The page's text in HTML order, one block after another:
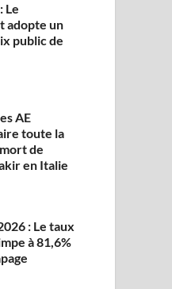
Le
adopte un
public de
AE
toute la
de
en Italie
: Le taux
à 81,6%